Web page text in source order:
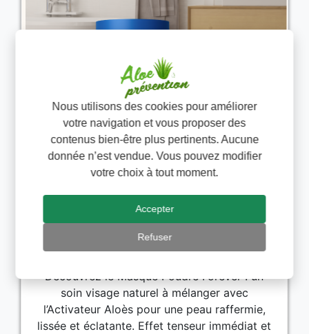
Masque Poudre Forever – Le
soin raffermissant visage à base
d’ingrédients naturels
Découvrez le Masque Poudre Forever : un
soin visage naturel à mélanger avec
l’Activateur Aloès pour une peau raffermie,
lissée et éclatante. Effet tenseur immédiat et
Nous utilisons des cookies pour améliorer
votre navigation et vous proposer des
contenus bien-être plus pertinents. Aucune
donnée n’est vendue. Vous pouvez modifier
votre choix à tout moment.
Accepter
Refuser